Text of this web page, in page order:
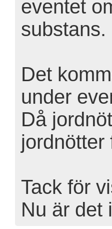
eventet
substans.
Det
under
Då
jordnötter
Tack för
Nu är det